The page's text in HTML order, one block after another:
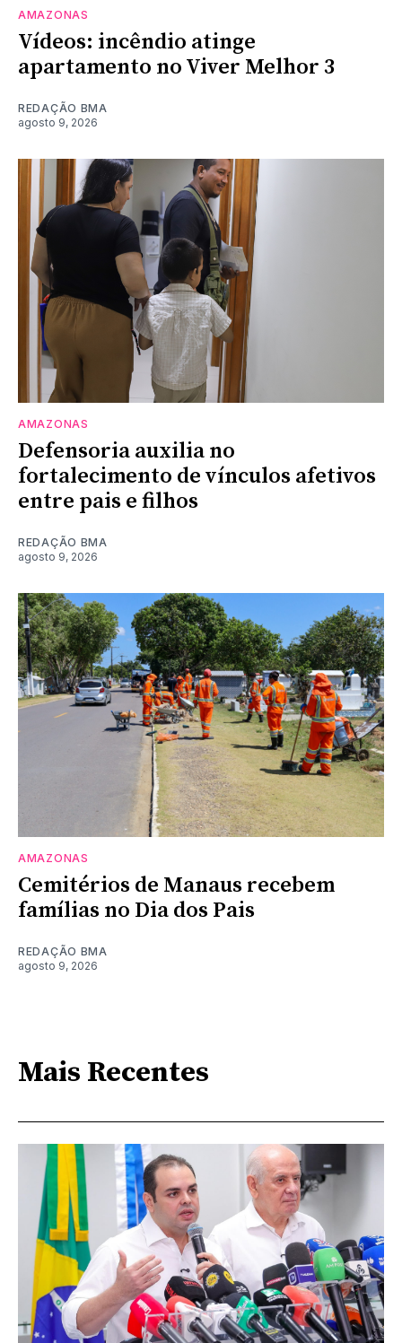
AMAZONAS
Vídeos: incêndio atinge
apartamento no Viver Melhor 3
REDAÇÃO BMA
agosto 9, 2026
AMAZONAS
Defensoria auxilia no
fortalecimento de vínculos afetivos
entre pais e filhos
REDAÇÃO BMA
agosto 9, 2026
AMAZONAS
Cemitérios de Manaus recebem
famílias no Dia dos Pais
REDAÇÃO BMA
agosto 9, 2026
Mais Recentes